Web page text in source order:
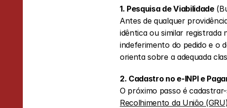
1. Pesquisa de Viabilidade
Antes de qualquer
idêntica ou similar registrada
indeferimento do pedido e o
orienta sobre a adequada
2. Cadastro no e-INPI e
O próximo passo é
Recolhimento da União